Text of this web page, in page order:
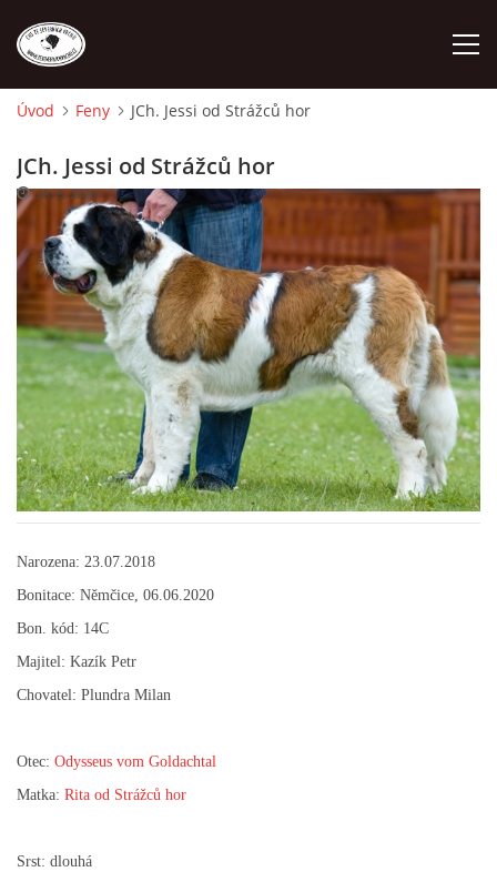
O NÁS
STANDARD
FENY
ŠTĚŇATA
VÝSTAVNÍ ÚSPĚCHY NAŠÍ CHS
KONTAKT
© CHS ze Severních vrchů |
Úvod Feny JCh. Jessi od Strážců hor
JCh. Jessi od Strážců hor
28. 6. 2020
Narozena: 23.07.2018
Bonitace: Němčice, 06.06.2020
Bon. kód: 14C
Majitel: Kazík Petr
Chovatel: Plundra Milan
Otec: Odysseus vom Goldachtal
Matka: Rita od Strážců hor
Srst: dlouhá